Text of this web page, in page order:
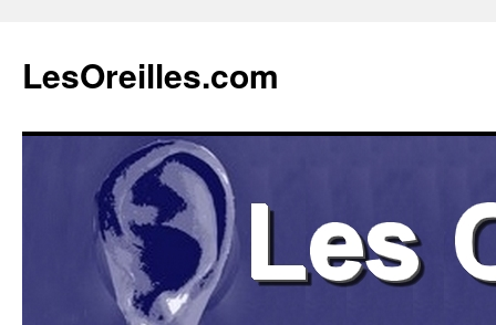
contenu
LesOreilles.com